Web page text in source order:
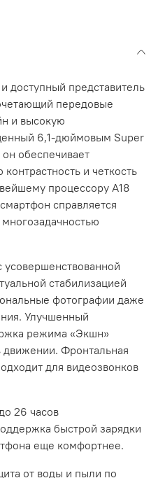
представитель
передовые
и высокую
6,1-дюймовым Super
обеспечивает
и четкость
процессору A18
справляется
стабилизацией
фотографии даже
Улучшенный
режима «Экшн»
движении. Фронтальная
для видеозвонков
26 часов
быстрой зарядки
еще комфортнее.
от воды и пыли по